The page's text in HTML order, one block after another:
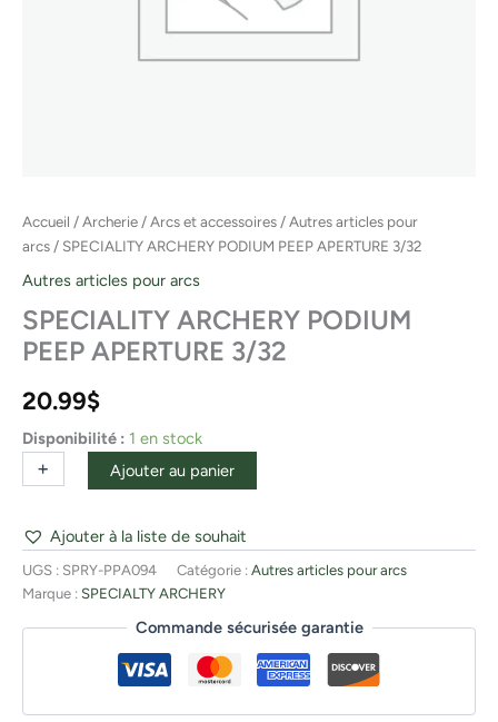
Accueil /Archerie /Arcs et accessoires /Autres articles pour
arcs / SPECIALITY ARCHERY PODIUM PEEP APERTURE 3/32
Autres articles pour arcs
SPECIALITY ARCHERY PODIUM
PEEP APERTURE 3/32
20.99$
Disponibilité : 1 en stock
-
+ Ajouter au panier
Ajouter à la liste de souhait
UGS : SPRY-PPA094 Catégorie : Autres articles pour arcs
Marque : SPECIALTY ARCHERY
Commande sécurisée garantie